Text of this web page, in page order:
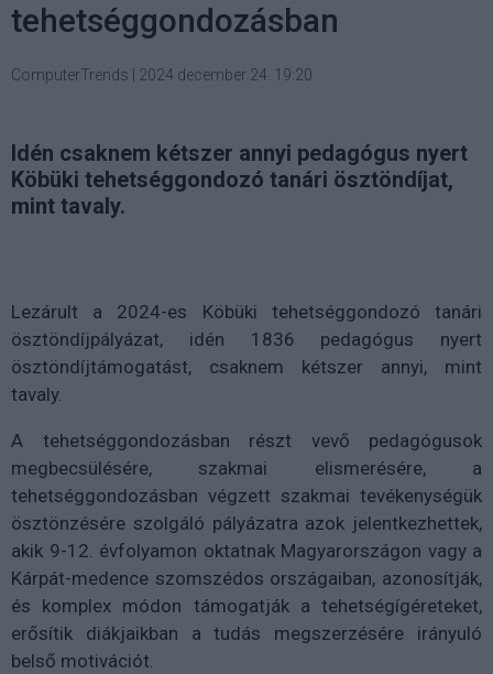
tehetséggondozásban
ComputerTrends 2024 december 24. 19:20
Idén csaknem kétszer annyi pedagógus nyert
Köbüki tehetséggondozó tanári ösztöndíjat,
mint tavaly.
Lezárult a 2024-es Köbüki tehetséggondozó tanári
ösztöndíjpályázat, idén 1836 pedagógus nyert
ösztöndíjtámogatást, csaknem kétszer annyi, mint
tavaly.
A tehetséggondozásban részt vevő pedagógusok
megbecsülésére, szakmai elismerésére, a
tehetséggondozásban végzett szakmai tevékenységük
ösztönzésére szolgáló pályázatra azok jelentkezhettek,
akik 9-12. évfolyamon oktatnak Magyarországon vagy a
Kárpát-medence szomszédos országaiban, azonosítják,
és komplex módon támogatják a tehetségígéreteket,
erősítik diákjaikban a tudás megszerzésére irányuló
belső motivációt.